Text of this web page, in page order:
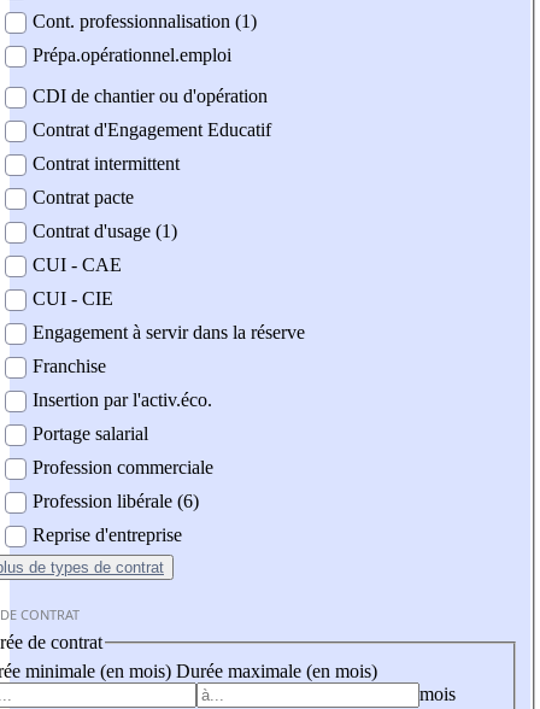
Cont. professionnalisation (1)
Prépa.opérationnel.emploi
CDI de chantier ou d'opération
Contrat d'Engagement Educatif
Contrat intermittent
Contrat pacte
Contrat d'usage (1)
CUI - CAE
CUI - CIE
Engagement à servir dans la réserve
Franchise
Insertion par l'activ.éco.
Portage salarial
Profession commerciale
Profession libérale (6)
Reprise d'entreprise
de types de contrat
CONTRAT
de contrat
minimale (en mois) Durée maximale (en mois)
mois